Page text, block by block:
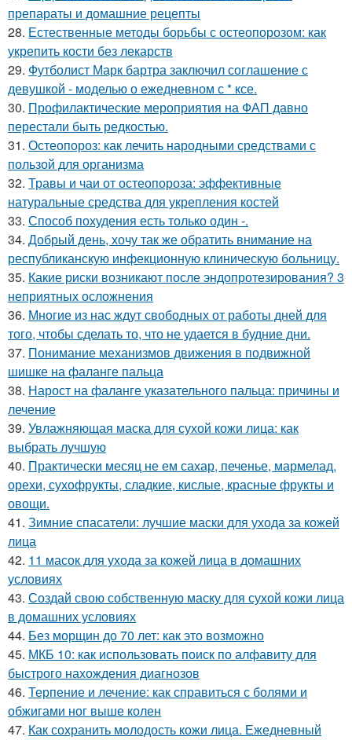
препараты и домашние рецепты
28. Естественные методы борьбы с остеопорозом: как
укрепить кости без лекарств
29. Футболист Марк бартра заключил соглашение с
девушкой - моделью о ежедневном с * ксе.
30. Профилактические мероприятия на ФАП давно
перестали быть редкостью.
31. Остеопороз: как лечить народными средствами с
пользой для организма
32. Травы и чаи от остеопороза: эффективные
натуральные средства для укрепления костей
33. Способ похудения есть только один -.
34. Добрый день, хочу так же обратить внимание на
республиканскую инфекционную клиническую больницу.
35. Какие риски возникают после эндопротезирования? 3
неприятных осложнения
36. Многие из нас ждут свободных от работы дней для
того, чтобы сделать то, что не удается в будние дни.
37. Понимание механизмов движения в подвижной
шишке на фаланге пальца
38. Нарост на фаланге указательного пальца: причины и
лечение
39. Увлажняющая маска для сухой кожи лица: как
выбрать лучшую
40. Практически месяц не ем сахар, печенье, мармелад,
орехи, сухофрукты, сладкие, кислые, красные фрукты и
овощи.
41. Зимние спасатели: лучшие маски для ухода за кожей
лица
42. 11 масок для ухода за кожей лица в домашних
условиях
43. Создай свою собственную маску для сухой кожи лица
в домашних условиях
44. Без морщин до 70 лет: как это возможно
45. МКБ 10: как использовать поиск по алфавиту для
быстрого нахождения диагнозов
46. Терпение и лечение: как справиться с болями и
обжигами ног выше колен
47. Как сохранить молодость кожи лица. Ежедневный